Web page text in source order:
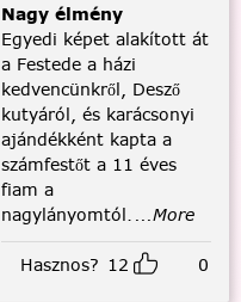
Nagy élmény
Egyedi képet alakított át
a Festede a házi
kedvencünkről, Desző
kutyáról, és karácsonyi
ajándékként kapta a
számfestőt a 11 éves
fiam a
nagylányomtól. ...More
Hasznos? 12 0